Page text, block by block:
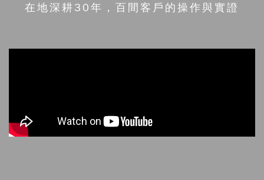
在地深耕30年，百間客戶的操作與實證